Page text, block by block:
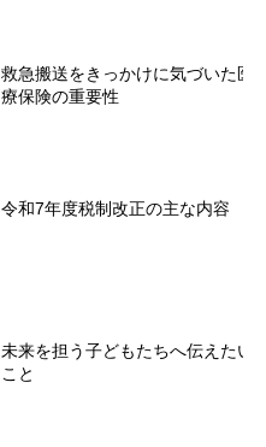
救急搬送をきっかけに気づいた医
療保険の重要性
令和7年度税制改正の主な内容
未来を担う子どもたちへ伝えたい
こと